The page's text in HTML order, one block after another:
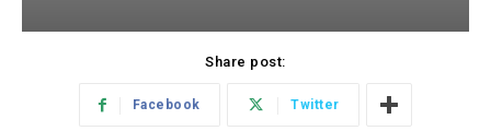
Share post:
Facebook Twitter